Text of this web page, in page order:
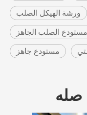
ورشة الهيكل الصلب
مستودع الصلب الجاهز
مستودع جاهز
صله